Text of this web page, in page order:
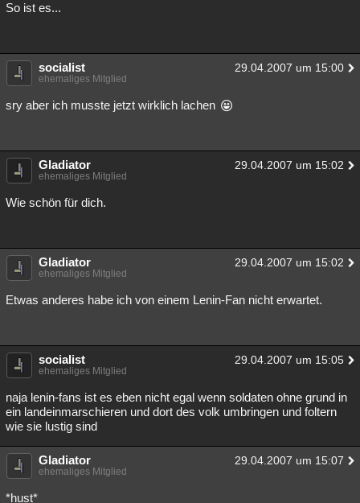
So ist es...
socialist 29.04.2007 um 15:00
ehemaliges Mitglied
sry aber ich musste jetzt wirklich lachen
Gladiator 29.04.2007 um 15:02
ehemaliges Mitglied
Wie schön für dich.
Gladiator 29.04.2007 um 15:02
ehemaliges Mitglied
Etwas anderes habe ich von einem Lenin-Fan nicht erwartet.
socialist 29.04.2007 um 15:05
ehemaliges Mitglied
naja lenin-fans ist es eben nicht egal wenn soldaten ohne grund in
ein landeinmarschieren und dort des volk umbringen und foltern
wie sie lustig sind
Gladiator 29.04.2007 um 15:07
ehemaliges Mitglied
*hust*